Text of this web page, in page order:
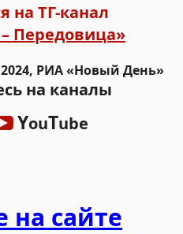
на ТГ-канал
Передовица»
РИА «Новый День»
на каналы
YouTube
на сайте